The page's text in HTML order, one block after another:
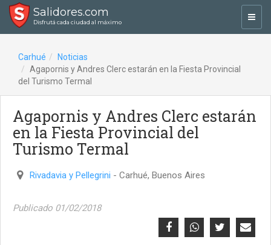
Salidores.com
Disfrutá cada ciudad al máximo
Carhué
Noticias
Agapornis y Andres Clerc estarán en la Fiesta Provincial
del Turismo Termal
Agapornis y Andres Clerc estarán
en la Fiesta Provincial del
Turismo Termal
Rivadavia y Pellegrini - Carhué, Buenos Aires
Publicado 01/02/2018